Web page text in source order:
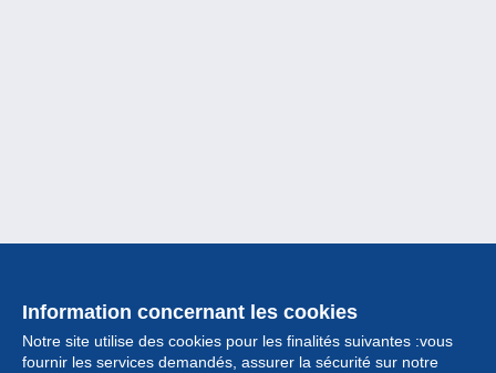
Information concernant les cookies
Notre site utilise des cookies pour les finalités suivantes :vous
fournir les services demandés, assurer la sécurité sur notre